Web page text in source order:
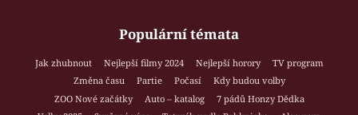
Populární témata
Jak zhubnout Nejlepší filmy 2024 Nejlepší horory
TV program
Změna času
Partie Počasí
Kdy budou volby
ZOO Nové začátky
Auto – katalog
7 pádů Honzy Dědka